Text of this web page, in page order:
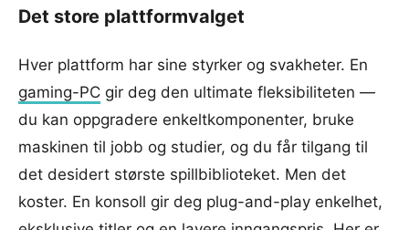
Det store plattformvalget
Hver plattform har sine styrker og svakheter. En
gaming-PC gir deg den ultimate fleksibiliteten —
du kan oppgradere enkeltkomponenter, bruke
maskinen til jobb og studier, og du får tilgang til
det desidert største spillbiblioteket. Men det
koster. En konsoll gir deg plug-and-play enkelhet,